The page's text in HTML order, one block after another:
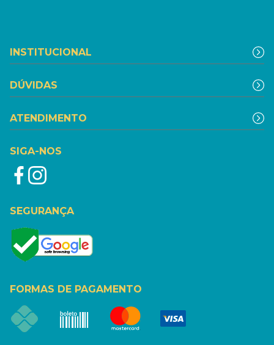
INSTITUCIONAL
DÚVIDAS
ATENDIMENTO
SIGA-NOS
SEGURANÇA
FORMAS DE PAGAMENTO